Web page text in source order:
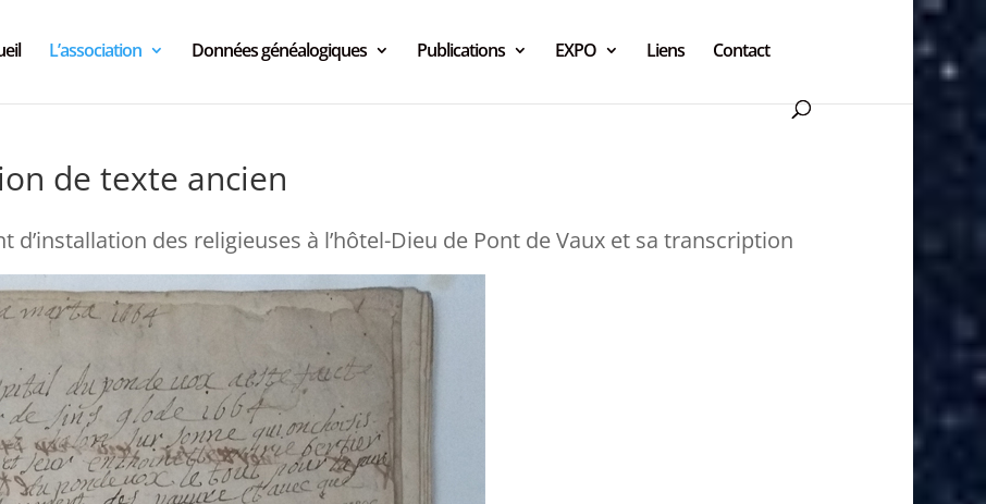
L’association Données généalogiques Publications EXPO Liens Contact
de texte ancien
d’installation des religieuses à l’hôtel-Dieu de Pont de Vaux et sa transcription